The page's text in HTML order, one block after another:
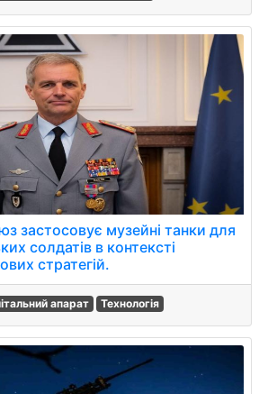
застосовує музейні танки для
солдатів в контексті
стратегій.
апарат Технологія